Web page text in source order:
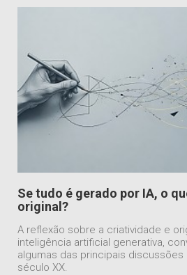
Se tudo é gerado por IA, o
original?
A reflexão sobre a criatividade e
inteligência artificial generativa,
algumas das principais discussões
século XX.